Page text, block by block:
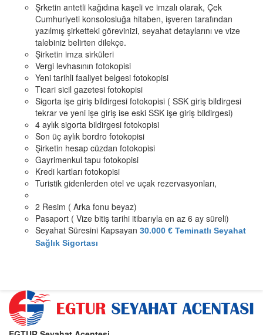
Şrketin antetli kağıdına kaşeli ve imzalı olarak, Çek
Cumhuriyeti konsolosluğa hitaben, işveren tarafından
yazılmış şirketteki görevinizi, seyahat detaylarını ve vize
talebiniz belirten dilekçe.
Şirketin imza sirküleri
Vergi levhasının fotokopisi
Yeni tarihli faaliyet belgesi fotokopisi
Ticari sicil gazetesi fotokopisi
Sigorta işe giriş bildirgesi fotokopisi ( SSK giriş bildirgesi
tekrar ve yeni işe giriş ise eski SSK işe giriş bildirgesi)
4 aylık sigorta bildirgesi fotokopisi
Son üç aylık bordro fotokopisi
Şirketin hesap cüzdan fotokopisi
Gayrimenkul tapu fotokopisi
Kredi kartları fotokopisi
Turistik gidenlerden otel ve uçak rezervasyonları,
2 Resim ( Arka fonu beyaz)
Pasaport ( Vize bitiş tarihi itibarıyla en az 6 ay süreli)
Seyahat Süresini Kapsayan 30.000 € Teminatlı Seyahat
Sağlık Sigortası